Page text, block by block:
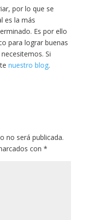
por lo que se
es la más
Es por ello
para lograr buenas
Si
nuestro blog.
no será publicada.
con *